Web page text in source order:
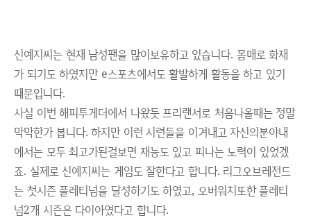
신예지씨는 현재 남성팬을 많이보유하고 있습니다. 몸매로 화재
가 되기도 하였지만 e스포츠에서도 활발하게 활동을 하고 있기
때문입니다.
사실 이번 해피투게더에서 나왔듯 프리랜서로 처음나올때는 정말
막막한가 봅니다. 하지만 이런 시련들을 이겨내고 자신의분야내
에서는 모두 최고가된걸보면 재능도 있고 피나는 노력이 있었겠
죠. 실제로 신예지씨는 게임도 잘한다고 합니다. 리그오브레전드
는 첫시즌 플레티넘을 달성하기도 하였고, 오버워치또한 플레티
넘2개 시즌은 다이아였다고 합니다.